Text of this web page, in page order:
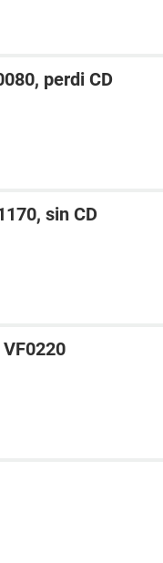
perdi CD
sin CD